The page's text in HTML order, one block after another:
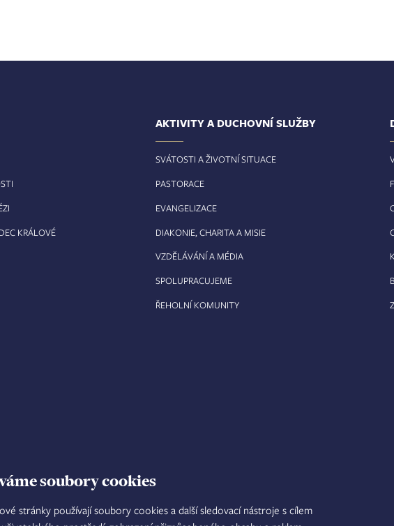
soubory cookies
stránky používají soubory cookies a další sledovací nástroje s cílem
KRÁLOVÉ
AKTIVITY A DUCHOVNÍ SLUŽBY
SVÁTOSTI A ŽIVOTNÍ SITUACE
PASTORACE
EVANGELIZACE
DIAKONIE, CHARITA A MISIE
VZDĚLÁVÁNÍ A MÉDIA
SPOLUPRACUJEME
ŘEHOLNÍ KOMUNITY